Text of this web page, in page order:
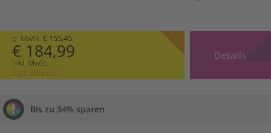
o. MwSt. € 155,45
€ 184,99
inkl. MwSt.
zzgl. Versand
Details
Bis zu 34% sparen